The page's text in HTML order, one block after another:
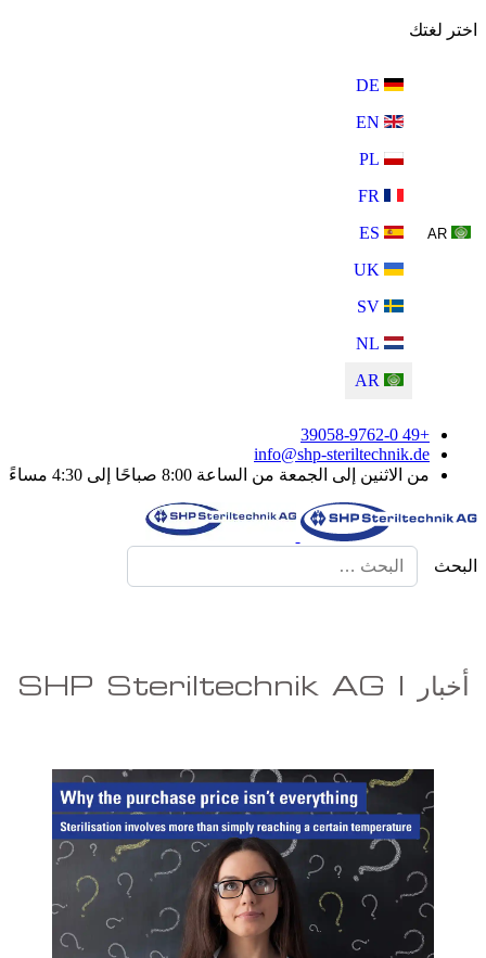
اختر لغتك
+49 39058-9762-0
info@shp-steriltechnik.de
من الاثنين إلى الجمعة من الساعة 8:00 صباحًا إلى 4:30 مساءً
البحث
أخبار | SHP Steriltechnik AG